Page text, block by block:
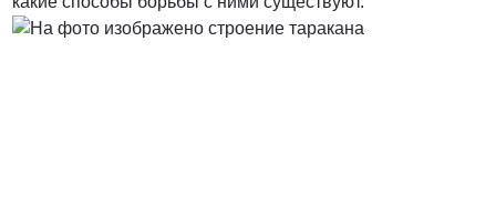
от 1500 Руб.